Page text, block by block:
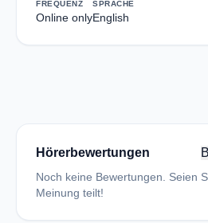
FREQUENZ
Online only
SPRACHE
English
Hörerbewertungen
Noch keine Bewertungen. Seien
Meinung teilt!